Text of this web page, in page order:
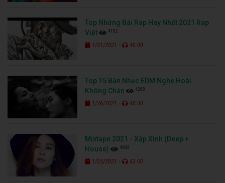
Top Những Bài Rap Hay Nhất 2021 Rap
Việt
4102
1/31/2021 - 40:00
Top 15 Bản Nhạc EDM Nghe Hoài
Không Chán
4298
1/26/2021 - 40:00
Mixtape 2021 - Xập Xình (Deep +
House)
4643
1/25/2021 - 43:00